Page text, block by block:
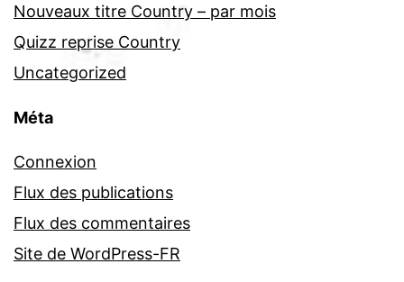
Nouveaux titre Country – par mois
Quizz reprise Country
Uncategorized
Méta
Connexion
Flux des publications
Flux des commentaires
Site de WordPress-FR